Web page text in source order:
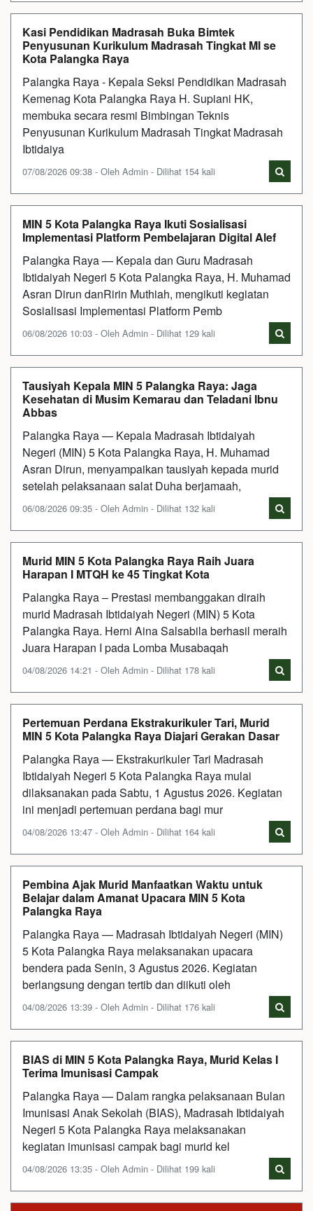
Kasi Pendidikan Madrasah Buka Bimtek
Penyusunan Kurikulum Madrasah Tingkat MI se
Kota Palangka Raya
Palangka Raya - Kepala Seksi Pendidikan Madrasah
Kemenag Kota Palangka Raya H. Supiani HK,
membuka secara resmi Bimbingan Teknis
Penyusunan Kurikulum Madrasah Tingkat Madrasah
Ibtidaiya
07/08/2026 09:38 - Oleh Admin - Dilihat 154 kali
MIN 5 Kota Palangka Raya Ikuti Sosialisasi
Implementasi Platform Pembelajaran Digital Alef
Palangka Raya — Kepala dan Guru Madrasah
Ibtidaiyah Negeri 5 Kota Palangka Raya, H. Muhamad
Asran Dirun danRirin Muthiah, mengikuti kegiatan
Sosialisasi Implementasi Platform Pemb
06/08/2026 10:03 - Oleh Admin - Dilihat 129 kali
Tausiyah Kepala MIN 5 Palangka Raya: Jaga
Kesehatan di Musim Kemarau dan Teladani Ibnu
Abbas
Palangka Raya — Kepala Madrasah Ibtidaiyah
Negeri (MIN) 5 Kota Palangka Raya, H. Muhamad
Asran Dirun, menyampaikan tausiyah kepada murid
setelah pelaksanaan salat Duha berjamaah,
06/08/2026 09:35 - Oleh Admin - Dilihat 132 kali
Murid MIN 5 Kota Palangka Raya Raih Juara
Harapan I MTQH ke 45 Tingkat Kota
Palangka Raya – Prestasi membanggakan diraih
murid Madrasah Ibtidaiyah Negeri (MIN) 5 Kota
Palangka Raya. Herni Aina Salsabila berhasil meraih
Juara Harapan I pada Lomba Musabaqah
04/08/2026 14:21 - Oleh Admin - Dilihat 178 kali
Pertemuan Perdana Ekstrakurikuler Tari, Murid
MIN 5 Kota Palangka Raya Diajari Gerakan Dasar
Palangka Raya — Ekstrakurikuler Tari Madrasah
Ibtidaiyah Negeri 5 Kota Palangka Raya mulai
dilaksanakan pada Sabtu, 1 Agustus 2026. Kegiatan
ini menjadi pertemuan perdana bagi mur
04/08/2026 13:47 - Oleh Admin - Dilihat 164 kali
Pembina Ajak Murid Manfaatkan Waktu untuk
Belajar dalam Amanat Upacara MIN 5 Kota
Palangka Raya
Palangka Raya — Madrasah Ibtidaiyah Negeri (MIN)
5 Kota Palangka Raya melaksanakan upacara
bendera pada Senin, 3 Agustus 2026. Kegiatan
berlangsung dengan tertib dan diikuti oleh
04/08/2026 13:39 - Oleh Admin - Dilihat 176 kali
BIAS di MIN 5 Kota Palangka Raya, Murid Kelas I
Terima Imunisasi Campak
Palangka Raya — Dalam rangka pelaksanaan Bulan
Imunisasi Anak Sekolah (BIAS), Madrasah Ibtidaiyah
Negeri 5 Kota Palangka Raya melaksanakan
kegiatan imunisasi campak bagi murid kel
04/08/2026 13:35 - Oleh Admin - Dilihat 199 kali